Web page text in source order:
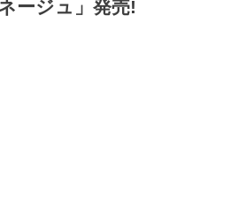
ージュ」発売!